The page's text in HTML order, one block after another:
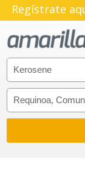
Regístrate